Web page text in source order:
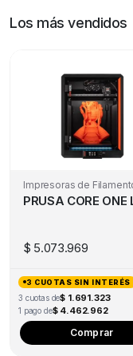
Los más vendidos
Impresoras de
PRUSA CORE ONE
$ 5.073.969
3 CUOTAS SIN INTERÉS
3 cuotas de$ 1.691.323
1 pago de$ 4.462.962
Comprar